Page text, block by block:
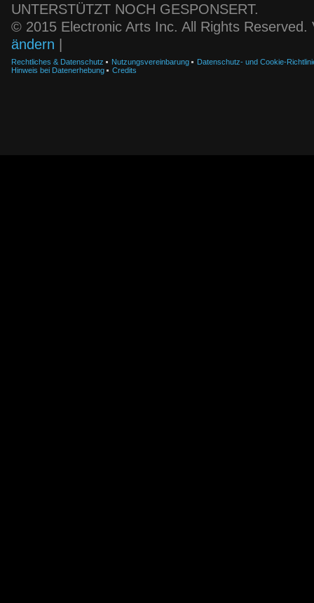
UNTERSTÜTZT NOCH GESPONSERT.
© 2015 Electronic Arts Inc. All Rights
ändern
Rechtliches & Datenschutz Nutzungsvereinbarung
Datenschutz- und Cookie-
Hinweis bei Datenerhebung
Credits